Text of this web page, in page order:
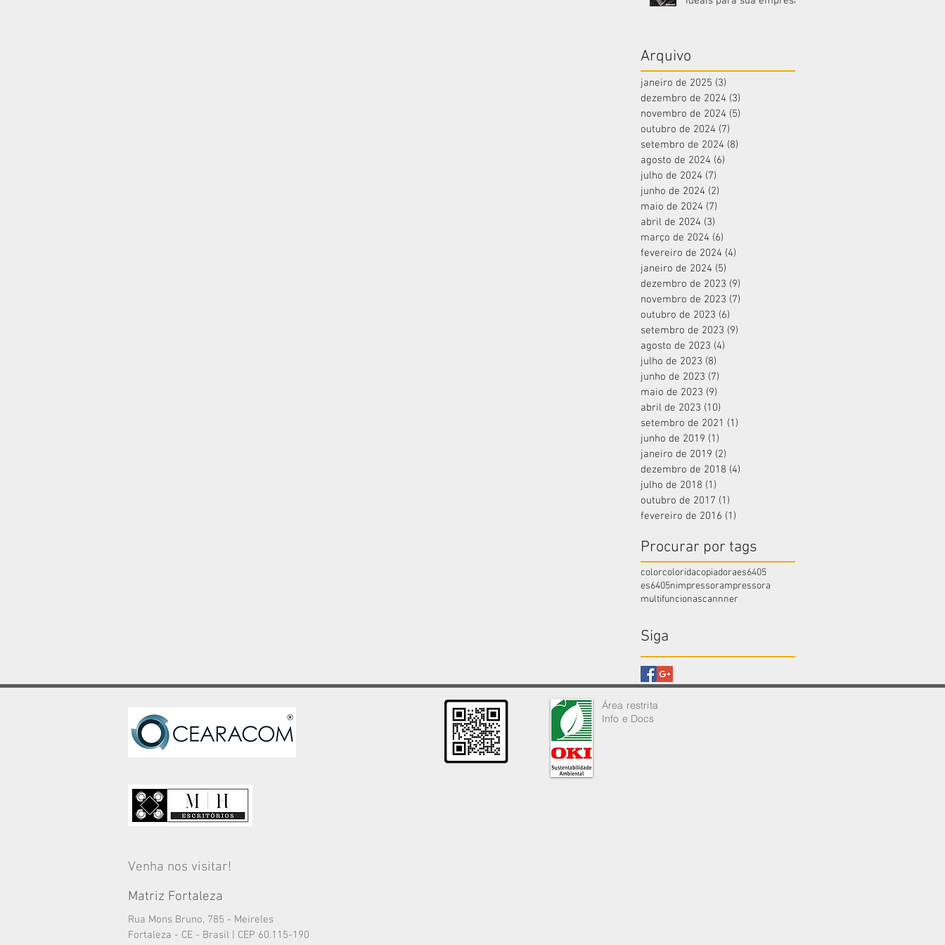
Arquivo
janeiro de 2025 (3)
dezembro de 2024 (3)
novembro de 2024 (5)
outubro de 2024 (7)
setembro de 2024 (8)
agosto de 2024 (6)
julho de 2024 (7)
junho de 2024 (2)
maio de 2024 (7)
abril de 2024 (3)
março de 2024 (6)
fevereiro de 2024 (4)
janeiro de 2024 (5)
dezembro de 2023 (9)
novembro de 2023 (7)
outubro de 2023 (6)
setembro de 2023 (9)
agosto de 2023 (4)
julho de 2023 (8)
junho de 2023 (7)
maio de 2023 (9)
abril de 2023 (10)
setembro de 2021 (1)
junho de 2019 (1)
janeiro de 2019 (2)
dezembro de 2018 (4)
julho de 2018 (1)
outubro de 2017 (1)
fevereiro de 2016 (1)
Procurar por tags
colorcoloridacopiadoraes6405
es6405nimpressorampressora
multifuncionascannner
Siga
Área restrita
Info e Docs
Venha nos visitar!
Matriz Fortaleza
Rua Mons Bruno, 785 - Meireles
Fortaleza - CE - Brasil | CEP 60.115-190